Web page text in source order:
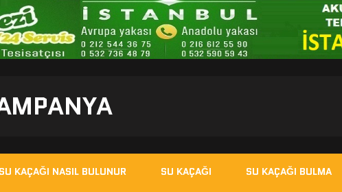
SU KAÇAĞI NASIL BULUNUR SU KAÇAĞI SU KAÇAĞI BULMA